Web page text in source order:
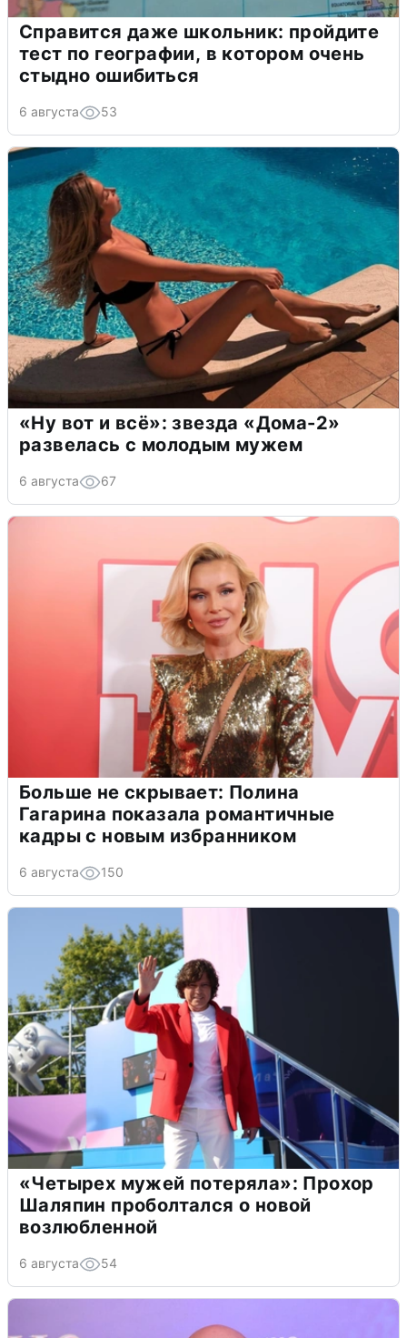
Справится даже школьник: пройдите
тест по географии, в котором очень
стыдно ошибиться
6 августа 53
«Ну вот и всё»: звезда «Дома-2»
развелась с молодым мужем
6 августа 67
Больше не скрывает: Полина
Гагарина показала романтичные
кадры с новым избранником
6 августа 150
«Четырех мужей потеряла»: Прохор
Шаляпин проболтался о новой
возлюбленной
6 августа 54